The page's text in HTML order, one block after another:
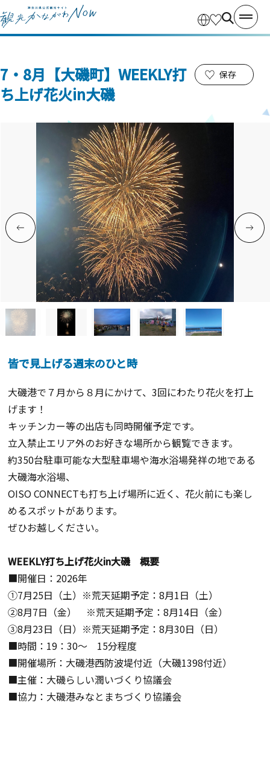
7・8月【大磯町】WEEKLY打
ち上げ花火in大磯
保存
皆で見上げる週末のひと時
大磯港で７月から８月にかけて、3回にわたり花火を打上
げます！
キッチンカー等の出店も同時開催予定です。
立入禁止エリア外のお好きな場所から観覧できます。
約350台駐車可能な大型駐車場や海水浴場発祥の地である
大磯海水浴場、
OISO CONNECTも打ち上げ場所に近く、花火前にも楽し
めるスポットがあります。
ぜひお越しください。
WEEKLY打ち上げ花火in大磯 概要
■開催日：2026年
①7月25日（土） ※荒天延期予定：8月1日（土）
②8月7日（金）
※荒天延期予定：8月14日（金）
③8月23日（日） ※荒天延期予定：8月30日（日）
■時間：19：30～ 15分程度
■開催場所：大磯港西防波堤付近（大磯1398付近）
■主催：大磯らしい潤いづくり協議会
■協力：大磯港みなとまちづくり協議会